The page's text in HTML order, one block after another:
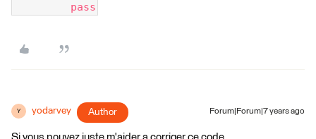
pass
Y yodarvey Author Forum|Forum|7 years ago